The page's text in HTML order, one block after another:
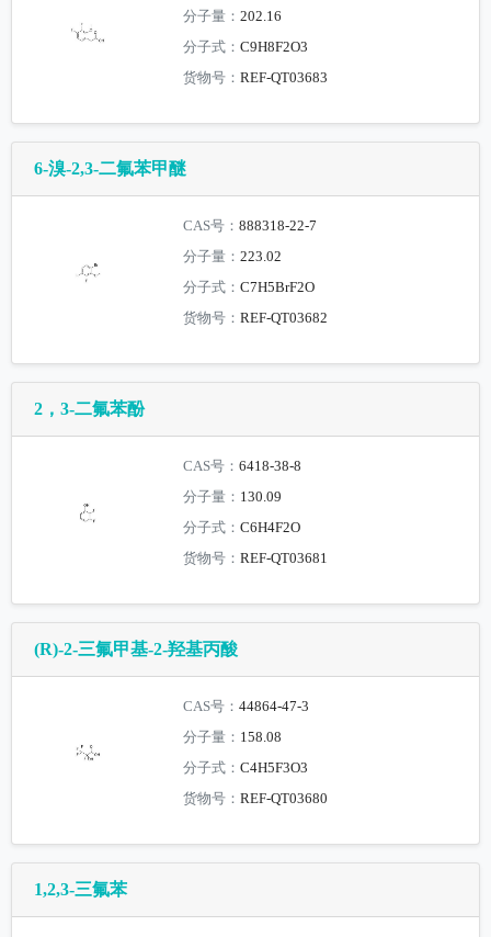
分子量：202.16
分子式：C9H8F2O3
货物号：REF-QT03683
6-溴-2,3-二氟苯甲醚
CAS号：888318-22-7
分子量：223.02
分子式：C7H5BrF2O
货物号：REF-QT03682
2，3-二氟苯酚
CAS号：6418-38-8
分子量： 130.09
分子式：C6H4F2O
货物号：REF-QT03681
(R)-2-三氟甲基-2-羟基丙酸
CAS号：44864-47-3
分子量： 158.08
分子式：C4H5F3O3
货物号：REF-QT03680
1,2,3-三氟苯